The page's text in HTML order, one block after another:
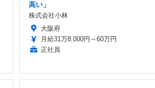
高い」
株式会社小林
大阪府
月給31万8,000円～60万円
正社員